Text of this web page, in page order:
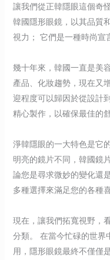
讓我們從正韓隱眼這個奇
韓國隱形眼鏡，以其品質
視力； 它們是一種時尚宣
幾十年來，韓國一直是美
產品、化妝趨勢，現在又
迎程度可以歸因於從設計
精心製作，以確保最佳的
淨韓隱眼的一大特色是它
明亮的鏡片不同，韓國鏡
論您是尋求微妙的變化還
多種選擇來滿足您的各種喜
現在，讓我們拓寬視野，
分類。 在當今忙碌的世界
用，隱形眼鏡最終不僅僅